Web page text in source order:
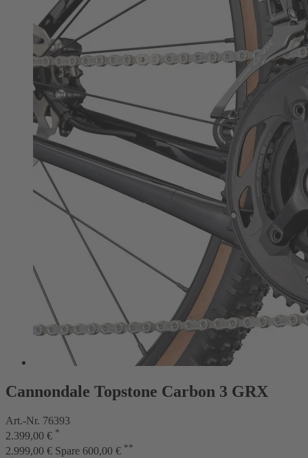
Cannondale Topstone Carbon 3 GRX
Art.-Nr. 76393
2.399,00 € *
2.999,00 € Spare 600,00 € **